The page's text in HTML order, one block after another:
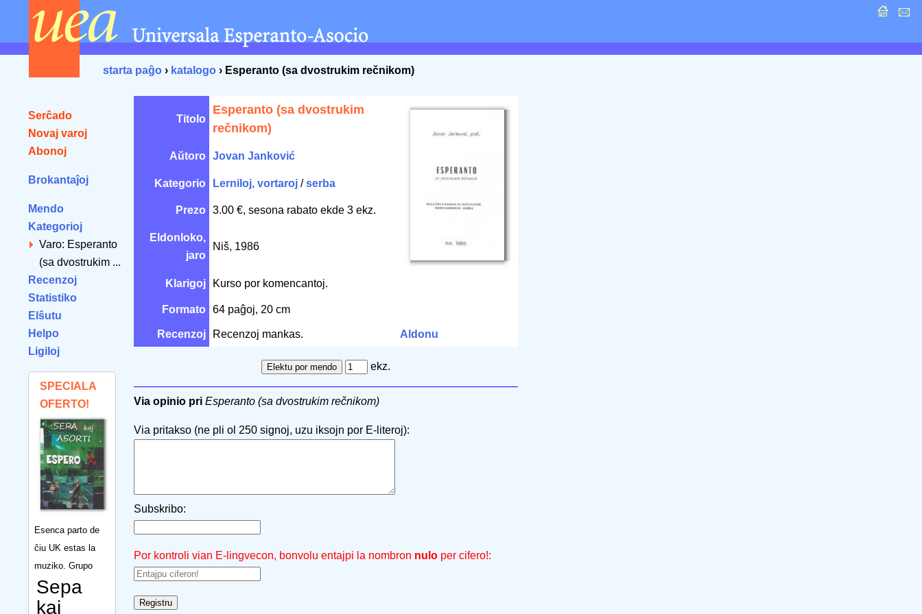
starta paĝo › katalogo › Esperanto (sa dvostrukim rečnikom)
Serĉado
Novaj varoj
Abonoj
Brokantaĵoj
Mendo
Kategorioj
Varo: Esperanto
(sa dvostrukim ...
Recenzoj
Statistiko
Elŝutu
Helpo
Ligiloj
SPECIALA
OFERTO!
Esenca parto de
ĉiu UK estas la
muziko. Grupo
Sepa
kaj
Titolo
Esperanto (sa dvostrukim
rečnikom)
Aŭtoro Jovan Janković
Kategorio Lerniloj, vortaroj /serba
Prezo 3.00 €, sesona rabato ekde 3 ekz.
Eldonloko,
jaro
Niš, 1986
Klarigoj Kurso por komencantoj.
Formato 64 paĝoj, 20 cm
Recenzoj Recenzoj mankas. Aldonu
ekz.
Via opinio pri Esperanto (sa dvostrukim rečnikom)
Via pritakso (ne pli ol 250 signoj, uzu iksojn por E-literoj):
Subskribo:
Por kontroli vian E-lingvecon, bonvolu entajpi la nombron nulo per cifero!: